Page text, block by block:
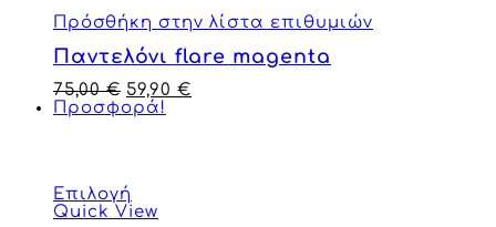
Πρόσθήκη στην λίστα επιθυμιών
Παντελόνι flare magenta
75,00€ 59,90 €
Προσφορά!
Επιλογή
Quick View